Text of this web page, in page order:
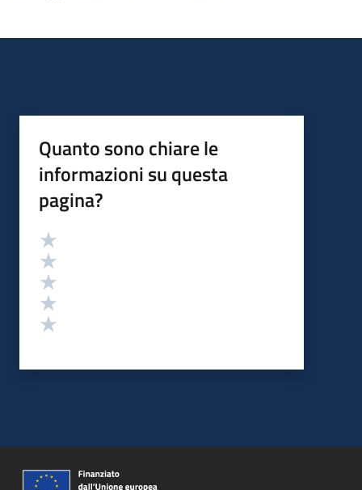
Quanto sono chiare le
informazioni su questa
pagina?
Valutazione